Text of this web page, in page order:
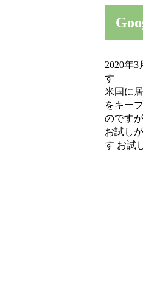
2020年
す
米国に
をキー
のです
お試し
す お試